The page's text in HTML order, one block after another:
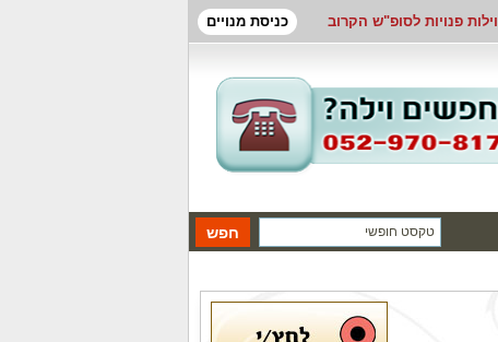
וילות פנויות לסופ"ש הקרוב כניסת מנויים